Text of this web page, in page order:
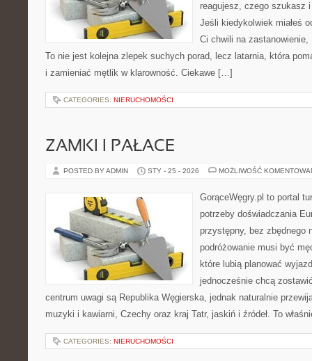
reagujesz, czego szukasz
Jeśli kiedykolwiek miałeś
Ci chwili na
To nie jest kolejna zlepek suchych porad, lecz latarnia, która
i zamieniać mętlik w klarowność. Ciekawe […]
CATEGORIES: NIERUCHOMOŚCI
ZAMKI I PAŁACE
POSTED BY ADMIN STY - 25 - 2026 MOŻLIWOŚĆ
GorąceWęgry.pl to portal
potrzeby doświadczania
przystępny, bez zbędnego
podróżowanie musi być
które lubią planować
jednocześnie chcą
centrum uwagi są Republika Węgierska, jednak naturalnie
muzyki i kawiarni, Czechy oraz kraj Tatr, jaskiń i źródeł. To
CATEGORIES: NIERUCHOMOŚCI